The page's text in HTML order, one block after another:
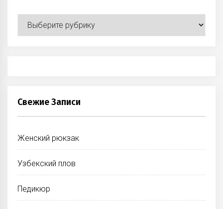
Рубрики
Свежие Записи
Женский рюкзак
Узбекский плов
Педикюр